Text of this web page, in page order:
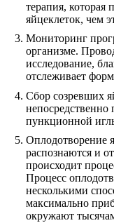
терапия, которая
яйцеклеток, чем
Мониторинг
организме.
исследование,
отслеживает
Сбор созревших
пункционной
Оплодотворение
распознаются и
происходит
Процесс
несколькими
максимально
окружают